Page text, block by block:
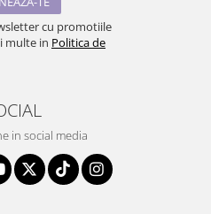
cu promotiile
multe in Politica de
in social media